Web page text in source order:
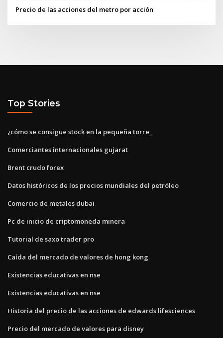
Precio de las acciones del metro por acción
Top Stories
¿cómo se consigue stock en la pequeña torre_
Comerciantes internacionales gujarat
Brent crudo forex
Datos históricos de los precios mundiales del petróleo
Comercio de metales dubai
Pc de inicio de criptomoneda minera
Tutorial de saxo trader pro
Caída del mercado de valores de hong kong
Existencias educativas en nse
Existencias educativas en nse
Historia del precio de las acciones de edwards lifesciences
Precio del mercado de valores para disney